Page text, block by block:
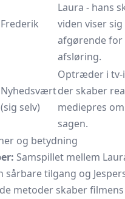
Frederik
Laura - hans
viden viser sig
afgørende
afsløring.
Nyhedsvært
(sig selv)
Optræder i tv-
der skaber
mediepres
sagen.
og betydning
Samspillet mellem
sårbare tilgang og
metoder skaber